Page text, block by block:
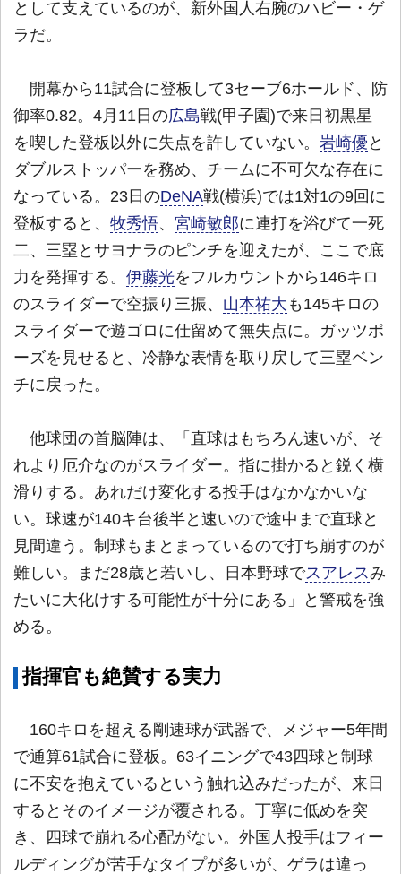
として支えているのが、新外国人右腕のハビー・ゲ
ラだ。
開幕から11試合に登板して3セーブ6ホールド、防
御率0.82。4月11日の広島戦(甲子園)で来日初黒星
を喫した登板以外に失点を許していない。 岩崎優 と
ダブルストッパーを務め、チームに不可欠な存在に
なっている。23日のDeNA戦(横浜)では1対1の9回に
登板すると、 牧秀悟、 宮崎敏郎に連打を浴びて一死
二、三塁とサヨナラのピンチを迎えたが、ここで底
力を発揮する。 伊藤光をフルカウントから146キロ
のスライダーで空振り三振、 山本祐大 も145キロの
スライダーで遊ゴロに仕留めて無失点に。ガッツポ
ーズを見せると、冷静な表情を取り戻して三塁ベン
チに戻った。
他球団の首脳陣は、「直球はもちろん速いが、そ
れより厄介なのがスライダー。指に掛かると鋭く横
滑りする。あれだけ変化する投手はなかなかいな
い。球速が140キ台後半と速いので途中まで直球と
見間違う。制球もまとまっているので打ち崩すのが
難しい。まだ28歳と若いし、日本野球でスアレスみ
たいに大化けする可能性が十分にある」と警戒を強
める。
指揮官も絶賛する実力
160キロを超える剛速球が武器で、メジャー5年間
で通算61試合に登板。63イニングで43四球と制球
に不安を抱えているという触れ込みだったが、来日
するとそのイメージが覆される。丁寧に低めを突
き、四球で崩れる心配がない。外国人投手はフィー
ルディングが苦手なタイプが多いが、ゲラは違っ